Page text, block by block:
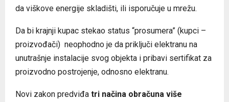
da viškove energije skladišti, ili isporučuje u mrežu.
Da bi krajnji kupac stekao status “prosumera” (kupci –
proizvođači) neophodno je da priključi elektranu na
unutrašnje instalacije svog objekta i pribavi sertifikat za
proizvodno postrojenje, odnosno elektranu.
Novi zakon predviđa tri načina obračuna više